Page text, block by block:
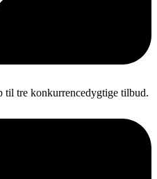
til tre konkurrencedygtige tilbud.